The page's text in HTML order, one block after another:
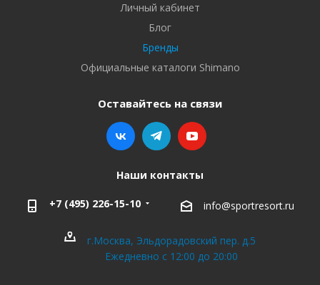
Личный кабинет
Блог
Бренды
Официальные каталоги Shimano
Оставайтесь на связи
Наши контакты
+7 (495) 226-15-10 info@sportresort.ru
г.Москва, Эльдорадовский пер. д.5
Ежедневно с 12:00 до 20:00